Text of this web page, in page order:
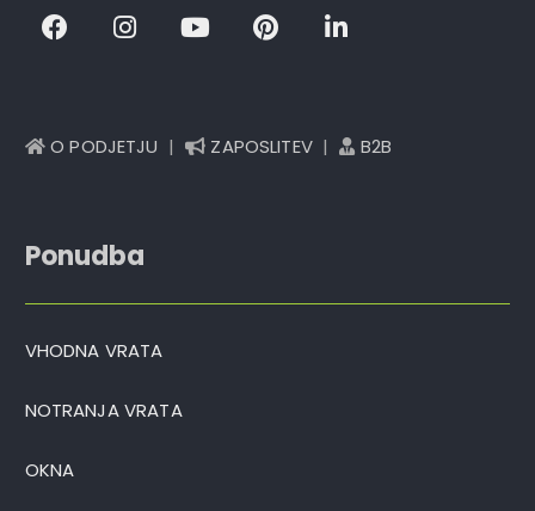
O PODJETJU | ZAPOSLITEV| B2B
Ponudba
VHODNA VRATA
NOTRANJA VRATA
OKNA